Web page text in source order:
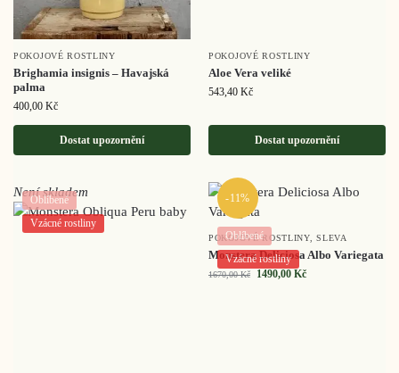
POKOJOVÉ ROSTLINY
Brighamia insignis – Havajská
palma
400,00 Kč
Dostat upozornění
POKOJOVÉ ROSTLINY
Aloe Vera veliké
543,40 Kč
Dostat upozornění
Oblíbené
Vzácné rostliny
Není skladem -11%
Oblíbené
Vzácné rostliny
POKOJOVÉ ROSTLINY,SLEVA
Monstera Deliciosa Albo Variegata
1670,00Kč 1490,00 Kč